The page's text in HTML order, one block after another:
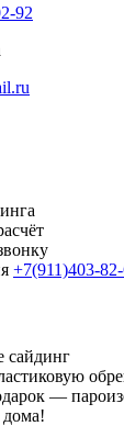
92
+7(911)403-
сайдинг
—